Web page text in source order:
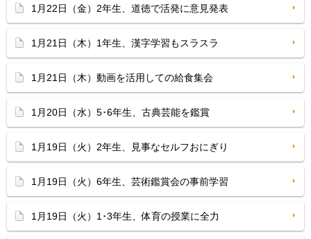
1月22日（金）2年生、道徳で活発に意見発表
1月21日（木）1年生、漢字学習もスラスラ
1月21日（木）動画を活用しての給食集会
1月20日（水）5･6年生、古典芸能を鑑賞
1月19日（火）2年生、見事なセルフおにぎり
1月19日（火）6年生、芸術鑑賞会の事前学習
1月19日（火）1･3年生、体育の授業に全力